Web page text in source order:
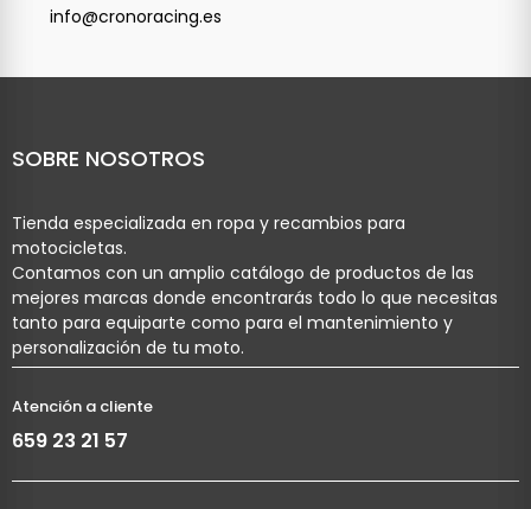
info@cronoracing.es
SOBRE NOSOTROS
Tienda especializada en ropa y recambios para
motocicletas.
Contamos con un amplio catálogo de productos de las
mejores marcas donde encontrarás todo lo que necesitas
tanto para equiparte como para el mantenimiento y
personalización de tu moto.
Atención a cliente
659 23 21 57